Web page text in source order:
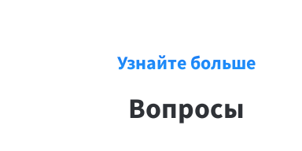
Узнайте больше
Вопросы